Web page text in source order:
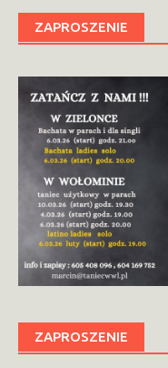
ZAPROSZENIE
ZAPROSZENIE